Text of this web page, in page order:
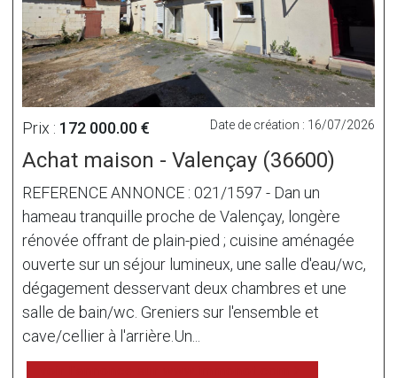
Prix : 172 000.00 € Date de création : 16/07/2026
Achat maison - Valençay (36600)
REFERENCE ANNONCE : 021/1597 - Dan un
hameau tranquille proche de Valençay, longère
rénovée offrant de plain-pied ; cuisine aménagée
ouverte sur un séjour lumineux, une salle d'eau/wc,
dégagement desservant deux chambres et une
salle de bain/wc. Greniers sur l'ensemble et
cave/cellier à l'arrière.Un...